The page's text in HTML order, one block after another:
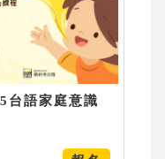
台語家庭意識